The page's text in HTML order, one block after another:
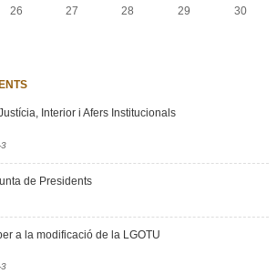
26 27 28 29
30
Interior i Afers Institucionals
de Presidents
a la modificació de la LGOTU